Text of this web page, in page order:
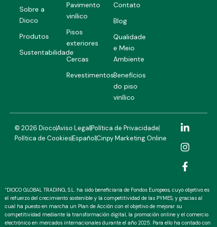
Sobre a
Dioco
Produtos
Sustentabilidade
Pavimento
vinílico
Pisos
exteriores
Cercas
Revestimentos
Contato
Blog
Qualidade
e Meio
Ambiente
Benefícios
do piso
vinílico
© 2026 DiocoAviso LegalPolítica de Privacidade
Política de CookiesEspañolCinpy Marketing Online
L
i
n
k
e
d
n
-
i
n
I
n
s
t
a
g
a
m
F
a
c
e
b
o
k
-
f
“DIOCO GLOBAL TRADING, S.L. ha sido beneficiaria de Fondos Europeos, cuyo objetivo es
el refuerzo del crecimiento sostenible y la competitividad de las PYMES, y gracias al
cual ha puesto en marcha un Plan de Acción con el objetivo de mejorar su
competitividad mediante la transformación digital, la promoción online y el comercio
electrónico en mercados internacionales durante el año 2025. Para ello ha contado con